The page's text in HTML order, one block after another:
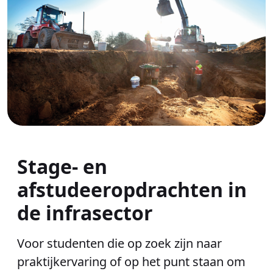
Stage- en
afstudeeropdrachten in
de infrasector
Voor studenten die op zoek zijn naar
praktijkervaring of op het punt staan om